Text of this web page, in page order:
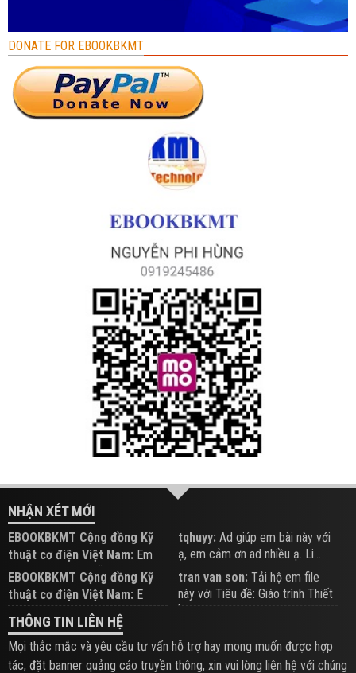
DONATE FOR EBOOKBKMT
NHẬN XÉT MỚI
EBOOKBKMT Cộng đồng Kỹ
thuật cơ điện Việt Nam: Em
đăng trên Group hỗ trợ nhé
tqhuyy: Ad giúp em bài này với
ạ, em cảm ơn ad nhiều ạ. Li...
EBOOKBKMT Cộng đồng Kỹ
thuật cơ điện Việt Nam: E
xem hỗ trợ trên Group
tran van son: Tải hộ em file
này với Tiêu đề: Giáo trình Thiết
b...
THÔNG TIN LIÊN HỆ
Mọi thắc mắc và yêu cầu tư vấn hỗ trợ hay mong muốn được hợp
tác, đặt banner quảng cáo truyền thông, xin vui lòng liên hệ với chúng